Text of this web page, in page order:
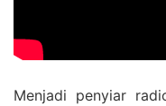
Menjadi penyiar